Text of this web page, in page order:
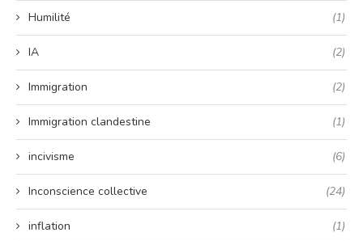
Humilité (1)
IA (2)
Immigration (2)
Immigration clandestine (1)
incivisme (6)
Inconscience collective (24)
inflation (1)